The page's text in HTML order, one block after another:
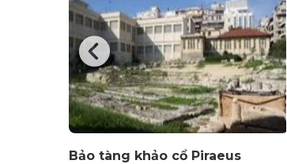
Bảo tàng khảo cổ Piraeus